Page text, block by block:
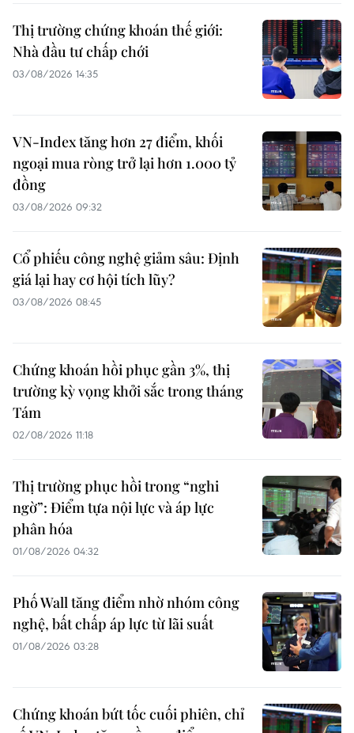
Thị trường chứng khoán thế giới:
Nhà đầu tư chấp chới
03/08/2026 14:35
VN-Index tăng hơn 27 điểm, khối
ngoại mua ròng trở lại hơn 1.000 tỷ
đồng
03/08/2026 09:32
Cổ phiếu công nghệ giảm sâu: Định
giá lại hay cơ hội tích lũy?
03/08/2026 08:45
Chứng khoán hồi phục gần 3%, thị
trường kỳ vọng khởi sắc trong tháng
Tám
02/08/2026 11:18
Thị trường phục hồi trong “nghi
ngờ”: Điểm tựa nội lực và áp lực
phân hóa
01/08/2026 04:32
Phố Wall tăng điểm nhờ nhóm công
nghệ, bất chấp áp lực từ lãi suất
01/08/2026 03:28
Chứng khoán bứt tốc cuối phiên, chỉ